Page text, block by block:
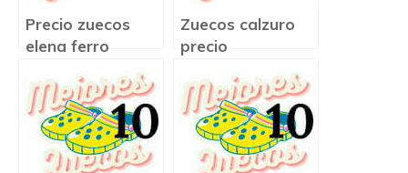
Precio zuecos
elena ferro
Zuecos calzuro
precio